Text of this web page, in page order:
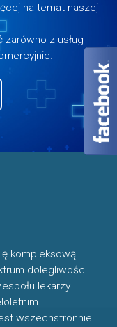
na temat naszej
z usług
kompleksową
dolegliwości.
lekarzy
wszechstronnie